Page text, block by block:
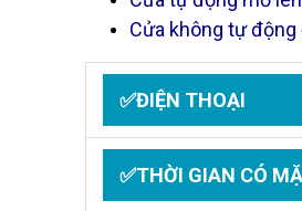
Cửa không tự
✅ĐIỆN THOẠI
✅THỜI GIAN CÓ